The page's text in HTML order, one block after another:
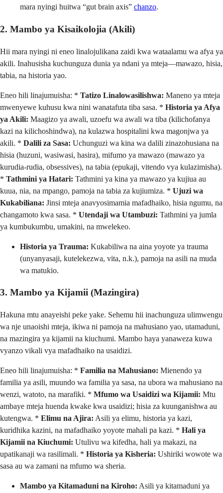
mara nyingi huitwa “gut brain axis” chanzo.
2. Mambo ya Kisaikolojia (Akili)
Hii mara nyingi ni eneo linalojulikana zaidi kwa wataalamu wa afya ya
akili. Inahusisha kuchunguza dunia ya ndani ya mteja—mawazo, hisia,
tabia, na historia yao.
Eneo hili linajumuisha: * Tatizo Linalowasilishwa: Maneno ya mteja
mwenyewe kuhusu kwa nini wanatafuta tiba sasa. * Historia ya Afya
ya Akili: Maagizo ya awali, uzoefu wa awali wa tiba (kilichofanya
kazi na kilichoshindwa), na kulazwa hospitalini kwa magonjwa ya
akili. * Dalili za Sasa: Uchunguzi wa kina wa dalili zinazohusiana na
hisia (huzuni, wasiwasi, hasira), mifumo ya mawazo (mawazo ya
kurudia-rudia, obsessives), na tabia (epukaji, vitendo vya kulazimisha).
* Tathmini ya Hatari: Tathmini ya kina ya mawazo ya kujiua au
kuua, nia, na mpango, pamoja na tabia za kujiumiza. * Ujuzi wa
Kukabiliana: Jinsi mteja anavyosimamia mafadhaiko, hisia ngumu, na
changamoto kwa sasa. * Utendaji wa Utambuzi: Tathmini ya jumla
ya kumbukumbu, umakini, na mwelekeo.
Historia ya Trauma: Kukabiliwa na aina yoyote ya trauma
(unyanyasaji, kutelekezwa, vita, n.k.), pamoja na asili na muda
wa matukio.
3. Mambo ya Kijamii (Mazingira)
Hakuna mtu anayeishi peke yake. Sehemu hii inachunguza ulimwengu
wa nje unaoishi mteja, ikiwa ni pamoja na mahusiano yao, utamaduni,
na mazingira ya kijamii na kiuchumi. Mambo haya yanaweza kuwa
vyanzo vikali vya mafadhaiko na usaidizi.
Eneo hili linajumuisha: * Familia na Mahusiano: Mienendo ya
familia ya asili, muundo wa familia ya sasa, na ubora wa mahusiano na
wenzi, watoto, na marafiki. * Mfumo wa Usaidizi wa Kijamii: Mtu
ambaye mteja huenda kwake kwa usaidizi; hisia za kuunganishwa au
kutengwa. * Elimu na Ajira: Asili ya elimu, historia ya kazi,
kuridhika kazini, na mafadhaiko yoyote mahali pa kazi. * Hali ya
Kijamii na Kiuchumi: Utulivu wa kifedha, hali ya makazi, na
upatikanaji wa rasilimali. * Historia ya Kisheria: Ushiriki wowote wa
sasa au wa zamani na mfumo wa sheria.
Mambo ya Kitamaduni na Kiroho: Asili ya kitamaduni ya